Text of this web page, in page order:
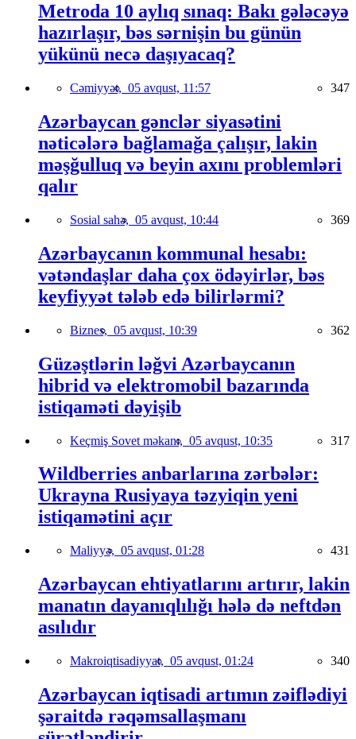
Metroda 10 aylıq sınaq: Bakı gələcəyə
hazırlaşır, bəs sərnişin bu günün
yükünü necə daşıyacaq?
Cəmiyyət, 05 avqust, 11:57 347
Azərbaycan gənclər siyasətini
nəticələrə bağlamağa çalışır, lakin
məşğulluq və beyin axını problemləri
qalır
Sosial sahə, 05 avqust, 10:44 369
Azərbaycanın kommunal hesabı:
vətəndaşlar daha çox ödəyirlər, bəs
keyfiyyət tələb edə bilirlərmi?
Biznes, 05 avqust, 10:39 362
Güzəştlərin ləğvi Azərbaycanın
hibrid və elektromobil bazarında
istiqaməti dəyişib
Keçmiş Sovet məkanı, 05 avqust, 10:35 317
Wildberries anbarlarına zərbələr:
Ukrayna Rusiyaya təzyiqin yeni
istiqamətini açır
Maliyyə, 05 avqust, 01:28 431
Azərbaycan ehtiyatlarını artırır, lakin
manatın dayanıqlılığı hələ də neftdən
asılıdır
Makroiqtisadiyyat, 05 avqust, 01:24 340
Azərbaycan iqtisadi artımın zəiflədiyi
şəraitdə rəqəmsallaşmanı